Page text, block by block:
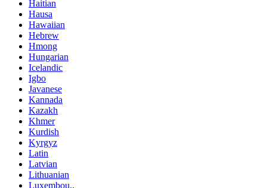
Haitian
Hausa
Hawaiian
Hebrew
Hmong
Hungarian
Icelandic
Igbo
Javanese
Kannada
Kazakh
Khmer
Kurdish
Kyrgyz
Latin
Latvian
Lithuanian
Luxembou..